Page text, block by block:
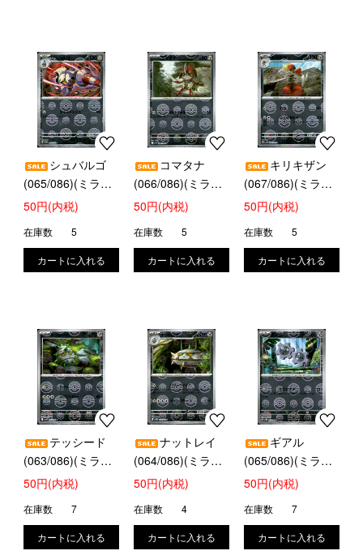
シュバルゴ
(065/086)(ミラー/
モンスターボール)
50円(内税)
在庫数 5
コマタナ
(066/086)(ミラー/
モンスターボール)
50円(内税)
在庫数 5
キリキザン
(067/086)(ミラー/
モンスターボール)
50円(内税)
在庫数 5
テッシード
(063/086)(ミラー/
モンスターボール)
50円(内税)
在庫数 7
ナットレイ
(064/086)(ミラー/
モンスターボール)
50円(内税)
在庫数 4
ギアル
(065/086)(ミラー/
モンスターボール)
50円(内税)
在庫数 7